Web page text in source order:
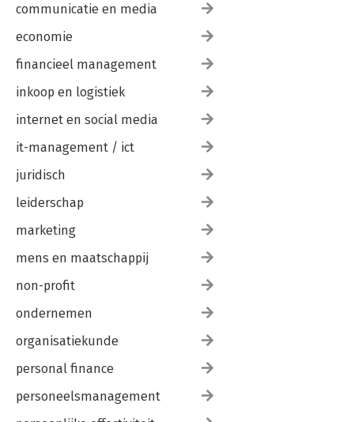
communicatie en media
economie
financieel management
inkoop en logistiek
internet en social media
it-management / ict
juridisch
leiderschap
marketing
mens en maatschappij
non-profit
ondernemen
organisatiekunde
personal finance
personeelsmanagement